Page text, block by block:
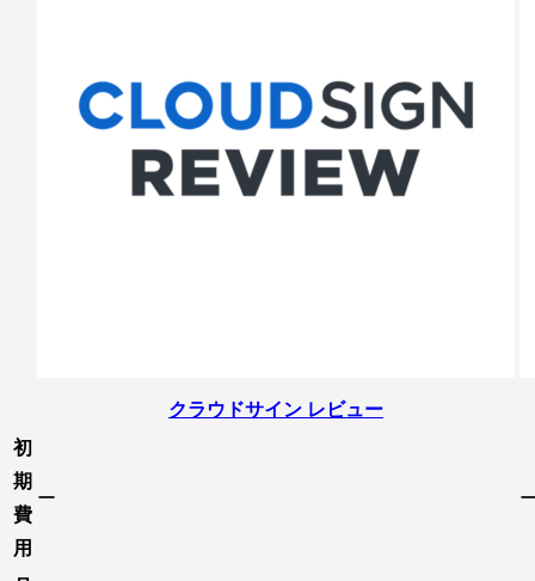
クラウドサイン レビュー
初
期
費
用
ー